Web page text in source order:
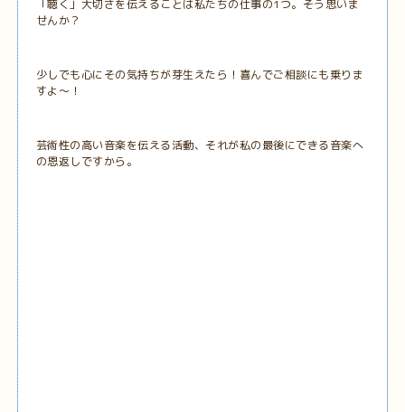
「聴く」大切さを伝えることは私たちの仕事の1つ。そう思いま
せんか？
少しでも心にその気持ちが芽生えたら！喜んでご相談にも乗りま
すよ～！
芸術性の高い音楽を伝える活動、それが私の最後にできる音楽へ
の恩返しですから。